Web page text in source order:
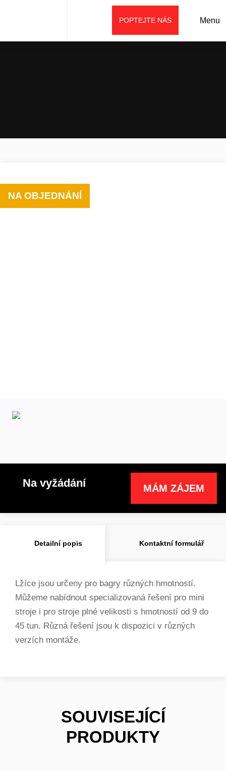
Menu
POPTEJTE NÁS
NA OBJEDNÁNÍ
Na vyžádání MÁM ZÁJEM
Detailní popis Kontaktní formulář
Lžíce jsou určeny pro bagry různých hmotností.
Můžeme nabídnout specializovaná řešení pro mini
stroje i pro stroje plné velikosti s hmotností od 9 do
45 tun. Různá řešení jsou k dispozici v různých
verzích montáže.
SOUVISEJÍCÍ
PRODUKTY